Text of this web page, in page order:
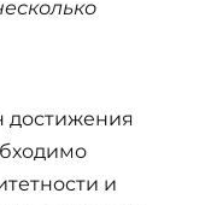
достижения
и